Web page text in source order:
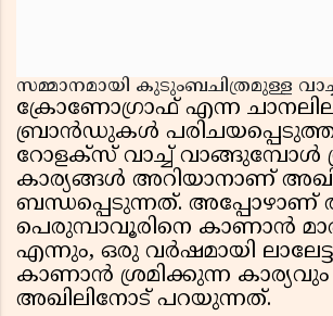
സമ്മാനമായി കുടുംബചിത്രമുള്ള
ക്രോണോഗ്രാഫ് എന്ന
ബ്രാൻഡുകൾ
റോളക്സ് വാച്ച് വാങ്ങുമ്പോൾ
കാര്യങ്ങൾ അറിയാനാണ്
ബന്ധപ്പെടുന്നത്. അപ്പോഴാണ്
പെരുമ്പാവൂരിനെ കാണാൻ
എന്നും, ഒരു വർഷമായി
കാണാൻ ശ്രമിക്കുന്ന
അഖിലിനോട് പറയുന്നത്.